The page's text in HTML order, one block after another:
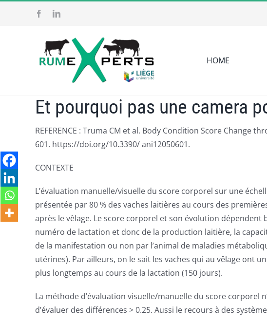
HOME
Et pourquoi pas une camera
REFERENCE : Truma CM et al. Body Condition Score Change
601. https://doi.org/10.3390/ ani12050601.
CONTEXTE
L’évaluation manuelle/visuelle du score corporel sur une
présentée par 80 % des vaches laitières au cours des
après le vêlage. Le score corporel et son évolution
numéro de lactation et donc de la production laitière, la
de la manifestation ou non par l’animal de maladies
utérines). Par ailleurs, on le sait les vaches qui au vêlage ont
plus longtemps au cours de la lactation (150 jours).
La méthode d’évaluation visuelle/manuelle du score corporel
d’évaluer des différences > 0.25. Aussi le recours à des